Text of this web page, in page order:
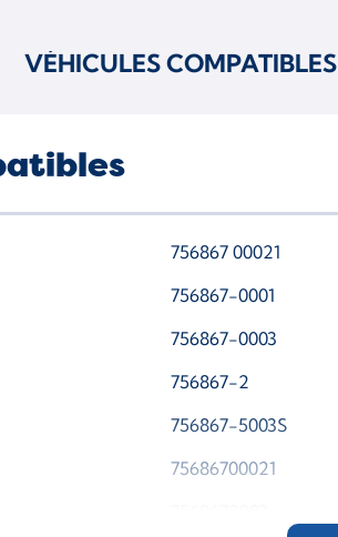
VÉHICULES COMPATIBLES
756867 00021
756867-0001
756867-0003
756867-2
756867-5003S
75686700021